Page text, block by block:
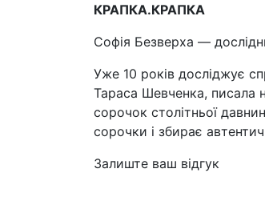
КРАПКА.КРАПКА
Софія Безверха —
Уже 10 років досліджує
Тараса Шевченка, писала
сорочок столітньої
сорочки і збирає
Залиште ваш відгук